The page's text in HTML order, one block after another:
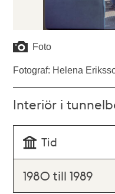
Foto
Fotograf: Helena
Interiör i
Tid
1980 till 1989